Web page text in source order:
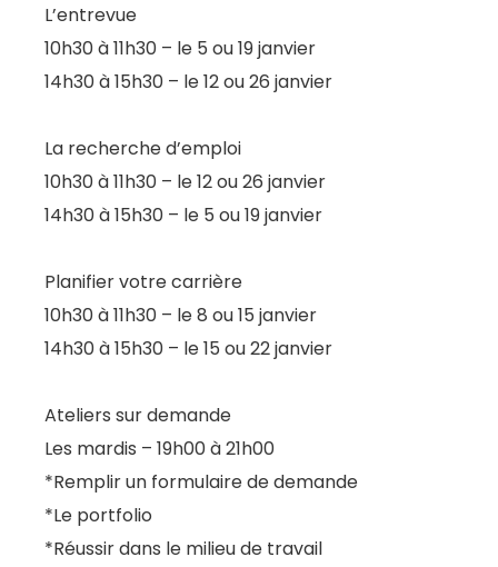
L’entrevue
10h30 à 11h30 – le 5 ou 19 janvier
14h30 à 15h30 – le 12 ou 26 janvier
La recherche d’emploi
10h30 à 11h30 – le 12 ou 26 janvier
14h30 à 15h30 – le 5 ou 19 janvier
Planifier votre carrière
10h30 à 11h30 – le 8 ou 15 janvier
14h30 à 15h30 – le 15 ou 22 janvier
Ateliers sur demande
Les mardis – 19h00 à 21h00
*Remplir un formulaire de demande
*Le portfolio
*Réussir dans le milieu de travail